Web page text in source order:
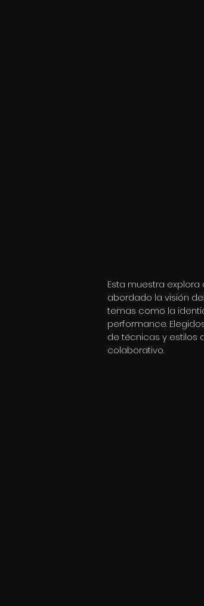
Esta muestra
abordado la visión
temas como la
performance.
de técnicas y estilos
colaborativo.